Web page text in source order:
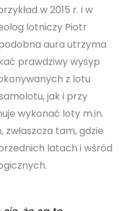
w 2015 r. i w
lotniczy Piotr
aura utrzyma
prawdziwy wysyp
z lotu
jak i przy
wykonać loty m.in.
zwłaszcza tam, gdzie
latach i wśród